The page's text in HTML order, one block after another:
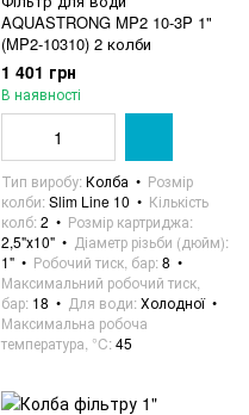
AQUASTRONG MP2 10-3P 1"
(MP2-10310) 2 колби
1 401 грн
В наявності
Тип виробу Колба
Розмір
колби Slim Line 10
Кількість
колб 2
Розмір картриджа
2,5"х10"
Діаметр різьби (дюйм)
1"
Робочий тиск, бар 8
Максимальний робочий тиск,
бар 18 Для води Холодної
Максимальна робоча
температура, °C 45